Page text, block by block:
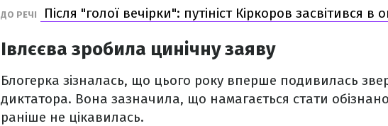
ДО РЕЧІ Після "голої вечірки": путініст Кіркоров засвітився в
Івлєєва зробила цинічну заяву
Блогерка зізналась, що цього року вперше подивилась
диктатора. Вона зазначила, що намагається стати
раніше не цікавилась.